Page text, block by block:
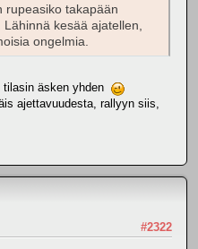
rupeasiko takapään
kesää ajatellen,
ongelmia.
äsken yhden
ajettavuudesta, rallyyn siis,
#2322